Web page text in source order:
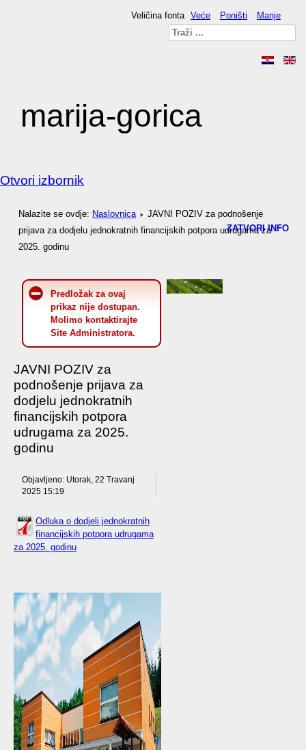
marija-gorica
Otvori izbornik
Veličina fonta Veće Poništi Manje
Nalazite se ovdje: Naslovnica
JAVNI POZIV za podnošenje
prijava za dodjelu jednokratnih financijskih potpora udrugama za
2025. godinu
Predložak za ovaj
prikaz nije dostupan.
Molimo kontaktirajte
Site Administratora.
JAVNI POZIV za
podnošenje prijava za
dodjelu jednokratnih
financijskih potpora
udrugama za 2025.
godinu
Objavljeno: Utorak, 22 Travanj
2025 15:19
Odluka o dodjeli jednokratnih
financijskih potpora udrugama
za 2025. godinu
ZATVORI INFO